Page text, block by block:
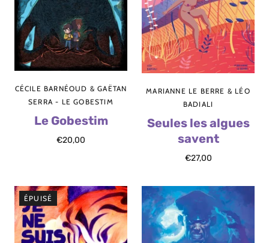
CÉCILE BARNÉOUD & GAËTAN
SERRA - LE GOBESTIM
Le Gobestim
€20,00
MARIANNE LE BERRE & LÉO
BADIALI
Seules les algues
savent
€27,00
ÉPUISÉ